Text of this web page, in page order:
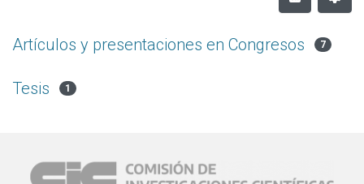
Artículos y presentaciones en Congresos 7
Tesis 1